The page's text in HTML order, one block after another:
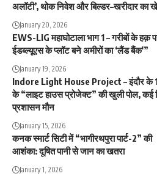
अलॉटी’, थोक निवेश और बिल्डर–खरीदार का
January 20, 2026
EWS-LIG महाघोटाला भाग 1 – गरीबों के हक़
ईडब्ल्यूएस के प्लॉट बने अमीरों का ‘लैंड बैंक'”
January 19, 2026
Indore Light House Project – इंदौर के
के “लाइट हाउस प्रोजेक्ट” की खुली पोल, कई
प्रशासन मौन
January 15, 2026
कनक स्मार्ट सिटी में “भागीरथपुरा पार्ट-2” की
आशंका: दूषित पानी से जान का खतरा
January 1, 2026